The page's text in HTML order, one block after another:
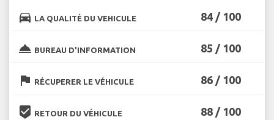
directions_car LA QUALITÉ DU VEHICULE 84 / 100
room_service BUREAU D'INFORMATION 85 / 100
flag RÉCUPERER LE VÉHICULE 86 / 100
beenhere RETOUR DU VÉHICULE 88 / 100